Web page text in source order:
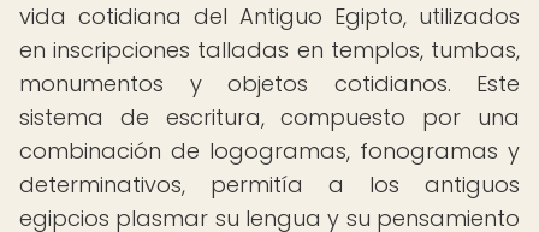
vida cotidiana del Antiguo Egipto, utilizados
en inscripciones talladas en templos, tumbas,
monumentos y objetos cotidianos. Este
sistema de escritura, compuesto por una
combinación de logogramas, fonogramas y
determinativos, permitía a los antiguos
egipcios plasmar su lengua y su pensamiento